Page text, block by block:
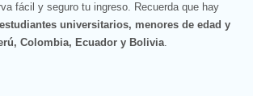
fácil y seguro tu ingreso. Recuerda que hay
universitarios, menores de edad y
Colombia, Ecuador y Bolivia.